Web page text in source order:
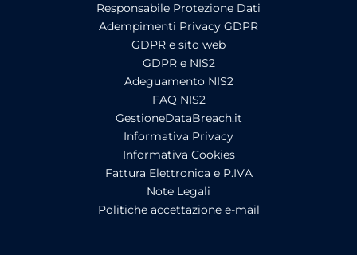
Responsabile Protezione Dati
Adempimenti Privacy GDPR
GDPR e sito web
GDPR e NIS2
Adeguamento NIS2
FAQ NIS2
GestioneDataBreach.it
Informativa Privacy
Informativa Cookies
Fattura Elettronica e P.IVA
Note Legali
Politiche accettazione e-mail